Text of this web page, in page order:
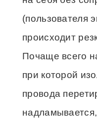
(пользователя
происходит
Почаще всего
при которой
провода